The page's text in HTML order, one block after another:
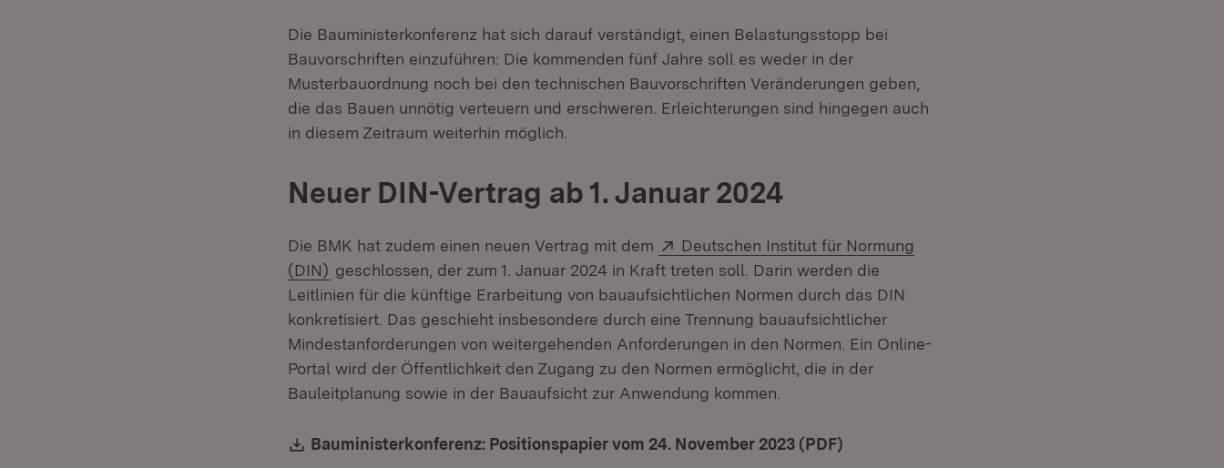
Die Bauministerkonferenz hat sich darauf verständigt, einen Belastungsstopp bei
Bauvorschriften einzuführen: Die kommenden fünf Jahre soll es weder in der
Musterbauordnung noch bei den technischen Bauvorschriften Veränderungen geben,
die das Bauen unnötig verteuern und erschweren. Erleichterungen sind hingegen auch
in diesem Zeitraum weiterhin möglich.
Neuer DIN-Vertrag ab 1. Januar 2024
Die BMK hat zudem einen neuen Vertrag mit dem Extern:
Deutschen Institut für Normung
(DIN) (Öffnet in neuem Fenster)
geschlossen, der zum 1. Januar 2024 in Kraft treten soll. Darin werden die
Leitlinien für die künftige Erarbeitung von bauaufsichtlichen Normen durch das DIN
konkretisiert. Das geschieht insbesondere durch eine Trennung bauaufsichtlicher
Mindestanforderungen von weitergehenden Anforderungen in den Normen. Ein Online-
Portal wird der Öffentlichkeit den Zugang zu den Normen ermöglicht, die in der
Bauleitplanung sowie in der Bauaufsicht zur Anwendung kommen.
Download:
Bauministerkonferenz: Positionspapier vom 24. November 2023 (PDF)